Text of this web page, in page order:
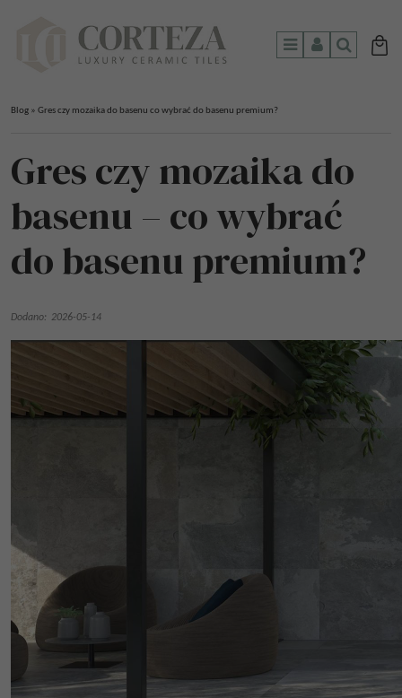
MenuPanelSzukaj
Blog » Gres czy mozaika do basenu co wybrać do basenu premium?
Gres czy mozaika do
basenu – co wybrać
do basenu premium?
Dodano: 2026-05-14